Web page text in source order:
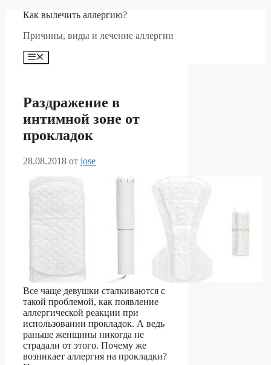
Перейти
содержимому
Как вылечить аллергию?
Причины, виды и лечение аллергии
Меню
Раздражение в
интимной зоне от
прокладок
28.08.2018 от jose
Все чаще девушки сталкиваются с
такой проблемой, как появление
аллергической реакции при
использовании прокладок. А ведь
раньше женщины никогда не
страдали от этого. Почему же
возникает аллергия на прокладки?